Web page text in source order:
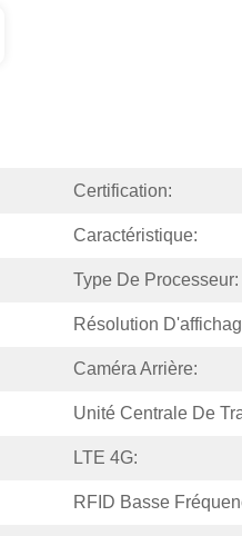
Certification:
Caractéristique:
Type De Processeur:
Résolution
Caméra Arrière:
Unité Centrale De
LTE 4G:
RFID Basse